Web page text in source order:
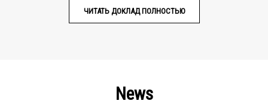
ЧИТАТЬ ДОКЛАД ПОЛНОСТЬЮ
News